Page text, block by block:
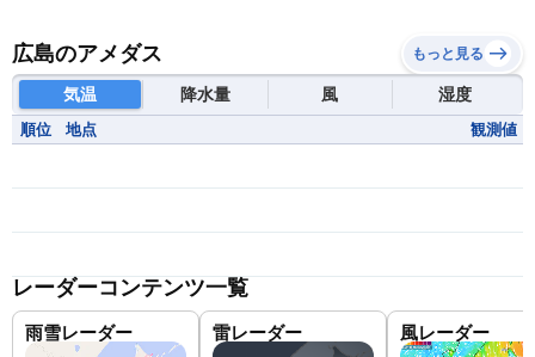
広島のアメダス もっと見る
気温 降水量 風 湿度
順位 地点 観測値
レーダーコンテンツ一覧
雨雪レーダー 雷レーダー 風レーダー